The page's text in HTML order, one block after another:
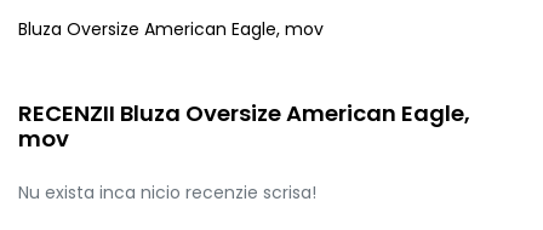
Bluza Oversize American Eagle, mov
RECENZII Bluza Oversize American Eagle,
mov
Nu exista inca nicio recenzie scrisa!